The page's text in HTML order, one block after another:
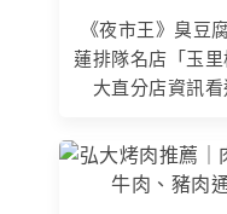
《夜市王》臭豆
蓮排隊名店「玉
大直分店資訊